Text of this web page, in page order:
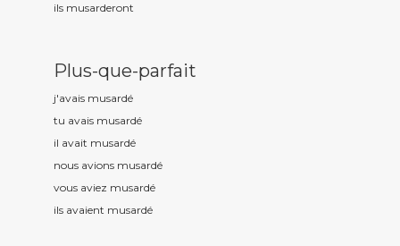
ils musarderont
Plus-que-parfait
j'avais musardé
tu avais musardé
il avait musardé
nous avions musardé
vous aviez musardé
ils avaient musardé